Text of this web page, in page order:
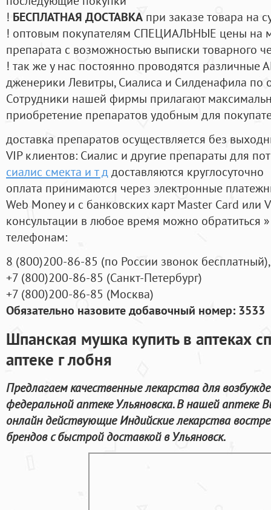
! БЕСПЛАТНАЯ ДОСТАВКА при заказе товара на
! оптовым покупателям СПЕЦИАЛЬНЫЕ цены на
препарата с возможностью выписки товарного
! так же у нас постоянно проводятся
дженерики Левитры, Сиалиса и Силденафила по
Cотрудники нашей фирмы прилагают
приобретение препаратов удобным для
доставка препаратов осуществляется без
VIP клиентов: Сиалис и другие препараты для
сиалис смекта и т ддоставляются круглосуточно
оплата принимаются через электронные
Web Money и с банковских карт Master Card или
консультации в любое время можно обратиться
телефонам:
8 (800)200-86-85 (по России звонок бесплатный),
+7 (800)200-86-85 (Санкт-Петербург)
+7 (800)200-86-85 (Москва)
Обязательно назовите добавочный номер: 3533
Шпанская мушка купить в аптеках
аптеке г лобня
Предлагаем качественные лекарства для
федеральной аптеке Ульяновска. В нашей
онлайн действующие Индийские лекарства
брендов с быстрой доставкой в Ульяновск.